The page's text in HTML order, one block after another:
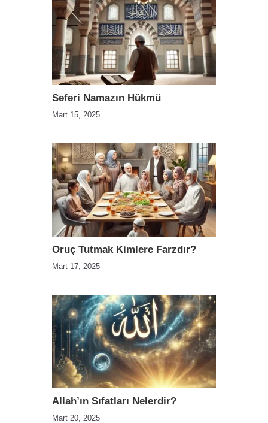
Seferi Namazın Hükmü
Mart 15, 2025
Oruç Tutmak Kimlere Farzdır?
Mart 17, 2025
Allah’ın Sıfatları Nelerdir?
Mart 20, 2025